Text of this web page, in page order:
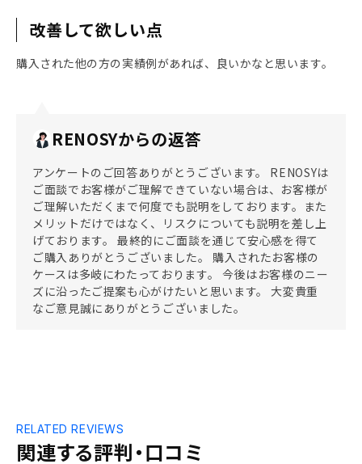
改善して欲しい点
購入された他の方の実績例があれば、良いかなと思います。
RENOSYからの返答
アンケートのご回答ありがとうございます。 RENOSYは
ご面談でお客様がご理解できていない場合は、お客様が
ご理解いただくまで何度でも説明をしております。また
メリットだけではなく、リスクについても説明を差し上
げております。 最終的にご面談を通じて安心感を得て
ご購入ありがとうございました。 購入されたお客様の
ケースは多岐にわたっております。 今後はお客様のニー
ズに沿ったご提案も心がけたいと思います。 大変貴重
なご意見誠にありがとうございました。
関連する評判・口コミ
RELATED REVIEWS